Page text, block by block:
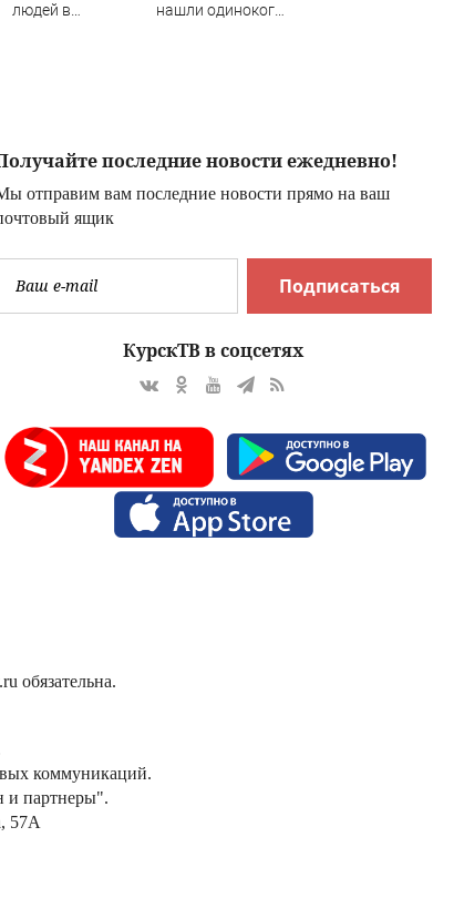
людей в
нашли одинокого
последние новости ежедневно!
отправим вам последние новости прямо на ваш
ящик
Подписаться
КурскТВ в соцсетях
обязательна.
коммуникаций.
и партнеры".
57А